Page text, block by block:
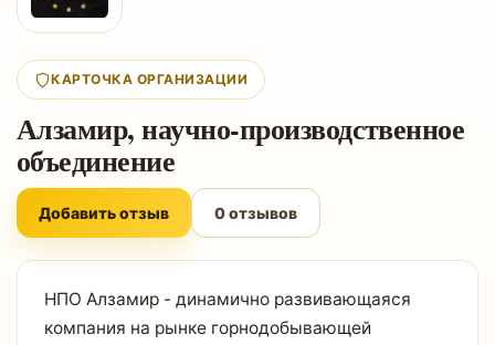
КАРТОЧКА ОРГАНИЗАЦИИ
Алзамир, научно-производственное
объединение
Добавить отзыв 0 отзывов
НПО Алзамир - динамично развивающаяся
компания на рынке горнодобывающей